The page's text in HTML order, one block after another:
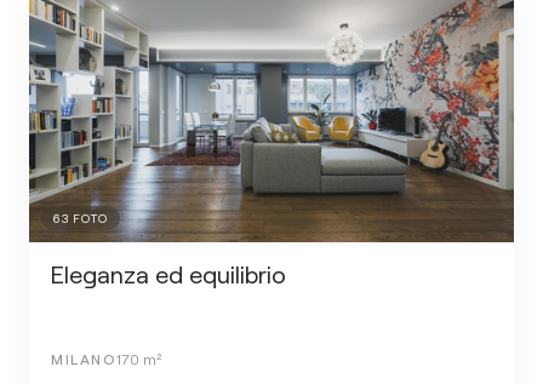
63 FOTO
Eleganza ed equilibrio
MILANO170 m²